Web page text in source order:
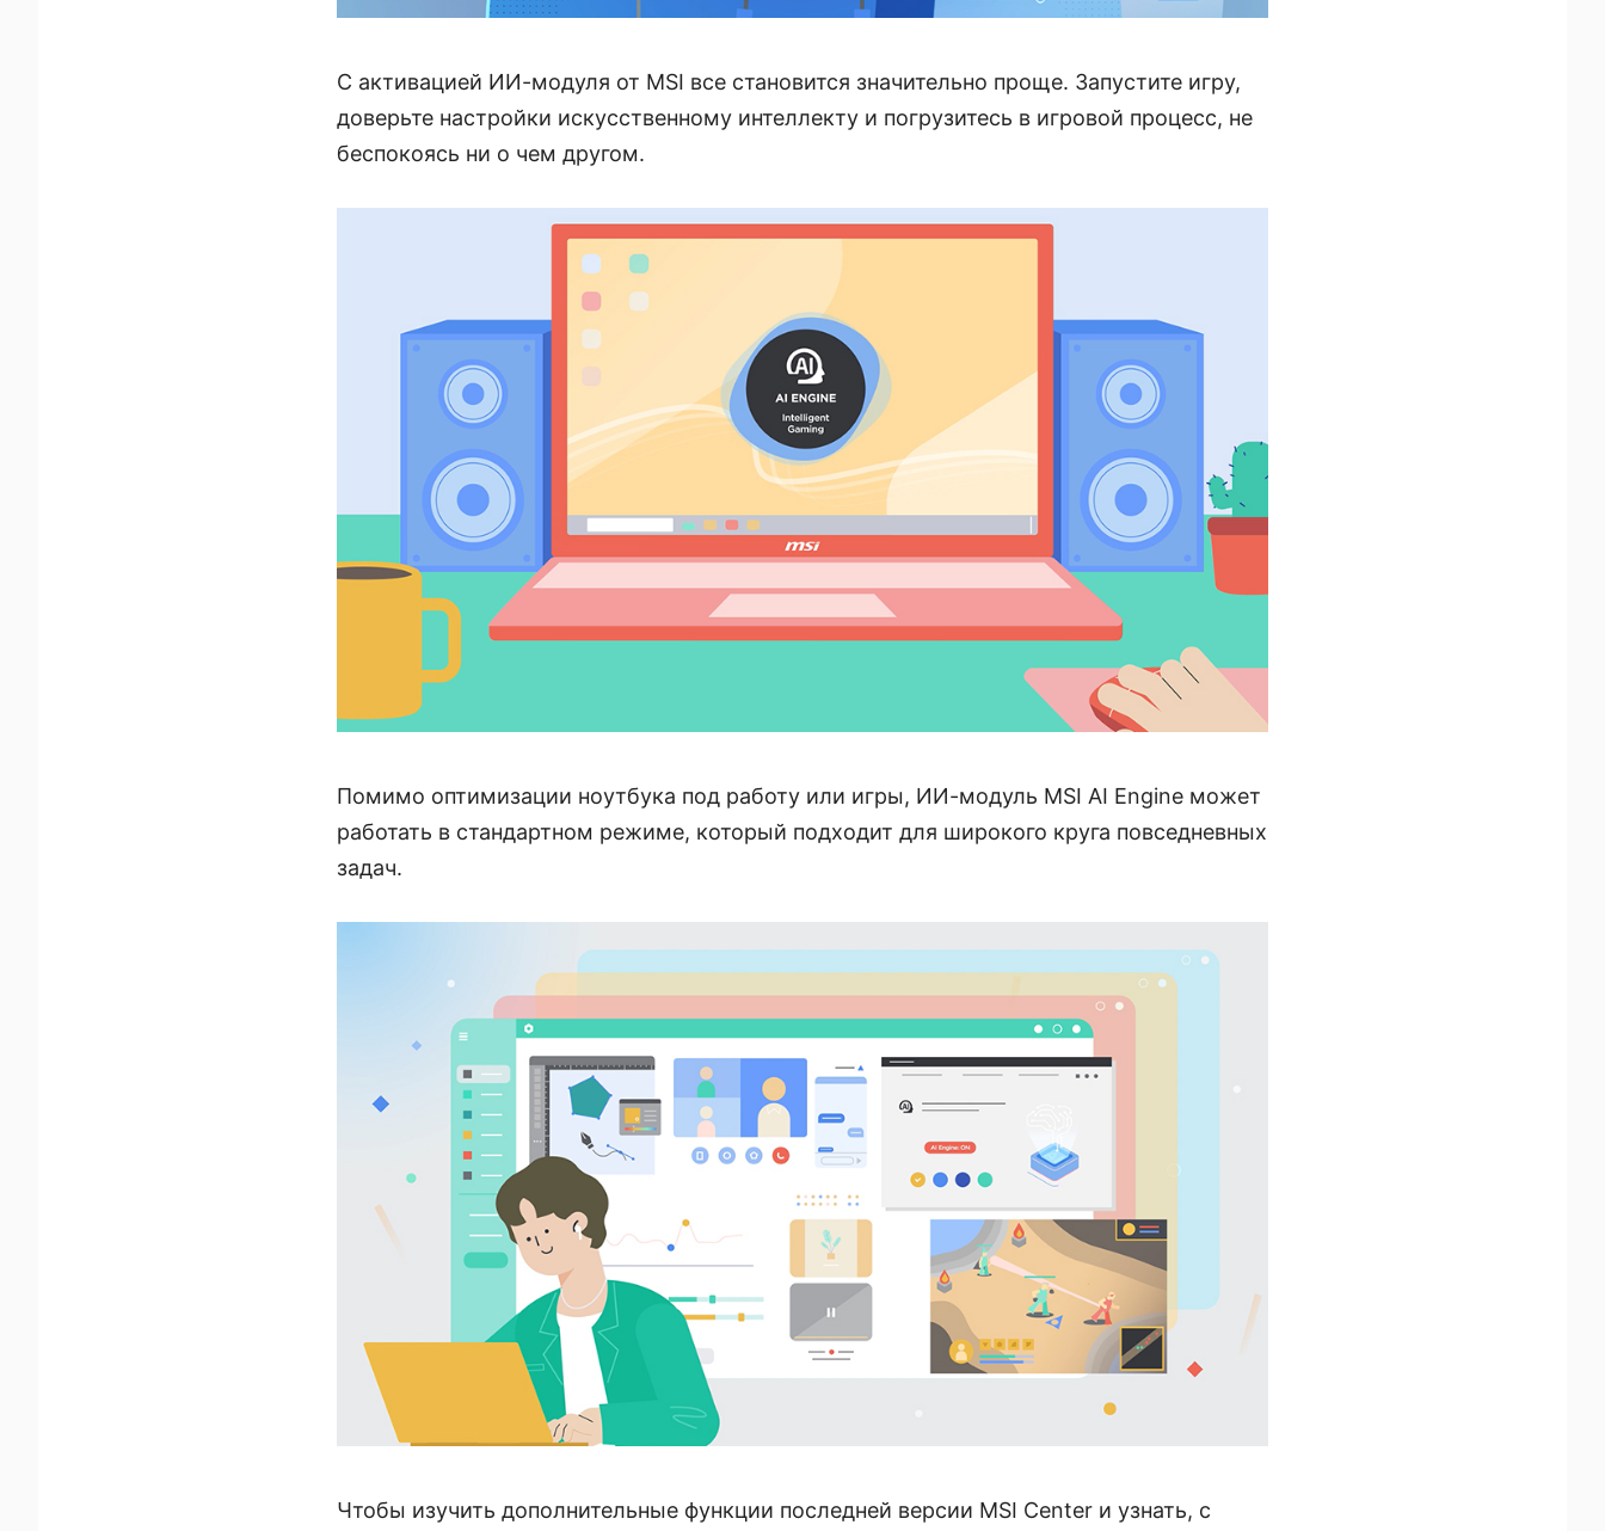
С активацией ИИ-модуля от MSI все становится значительно проще. Запустите игру,
доверьте настройки искусственному интеллекту и погрузитесь в игровой процесс, не
беспокоясь ни о чем другом.
Помимо оптимизации ноутбука под работу или игры, ИИ-модуль MSI AI Engine может
работать в стандартном режиме, который подходит для широкого круга повседневных
задач.
Чтобы изучить дополнительные функции последней версии MSI Center и узнать, с